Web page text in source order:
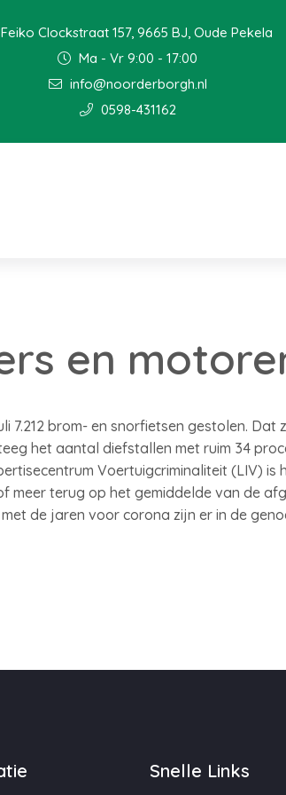
Feiko Clockstraat 157, 9665 BJ, Oude Pekela
Ma - Vr 9:00 - 17:00
info@noorderborgh.nl
0598-431162
en
brom- en snorfietsen gestolen. Dat
het aantal diefstallen met ruim 34
Voertuigcriminaliteit (LIV)
meer terug op het gemiddelde van de
de jaren voor corona zijn er in de
Snelle Links